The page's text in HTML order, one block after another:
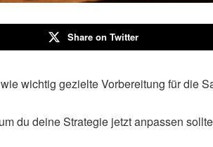
Share on Twitter
wichtig gezielte Vorbereitung für die
du deine Strategie jetzt anpassen